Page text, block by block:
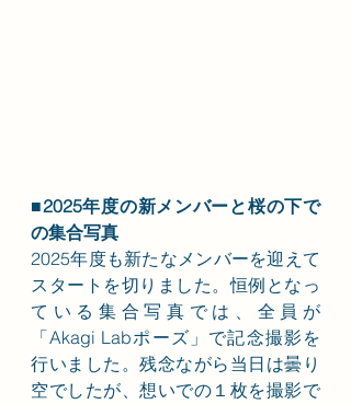
■2025年度の新メンバーと桜の下で
の集合写真
2025年度も新たなメンバーを迎えて
スタートを切りました。恒例となっ
ている集合写真では、全員が
「Akagi Labポーズ」で記念撮影を
行いました。残念ながら当日は曇り
空でしたが、想いでの１枚を撮影で